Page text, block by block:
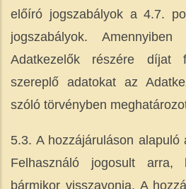
előíró jogszabályok a 4.7.
jogszabályok.
Adatkezelők részére díjat
szereplő adatokat az
szóló törvényben
5.3. A hozzájáruláson alapuló
Felhasználó jogosult arra,
bármikor visszavonja. A